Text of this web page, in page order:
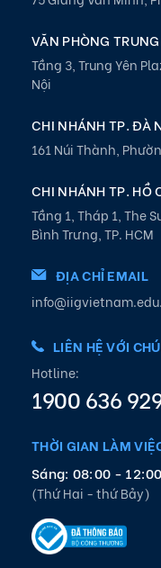
VĂN PHÒNG
Tầng 3, Trung Yên
Nội
CHI NHÁNH TP. ĐÀ
161 Núi Thành,
CHI NHÁNH TP. HỒ
Tầng 1, Tháp 1, The
Bình Trưng, TP. HCM
ĐỊA CHỈ EMAIL
LIÊN HỆ VỚI
Hotline:
1900 636
THỜI GIAN LÀM
Sáng: 08:00 - 12:00
(Thứ Hai - thứ Bảy)